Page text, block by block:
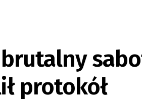
protokół